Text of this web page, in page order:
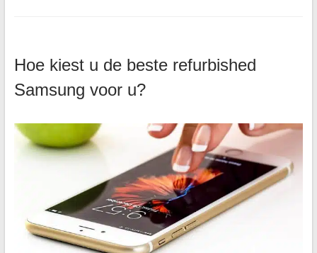
Hoe kiest u de beste refurbished
Samsung voor u?